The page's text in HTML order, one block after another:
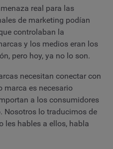
real para las
de marketing podían
controlaban la
y los medios eran los
pero hoy, ya no lo son.
necesitan conectar con
marca es necesario
a los consumidores
Nosotros lo traducimos de
les hables a ellos, habla